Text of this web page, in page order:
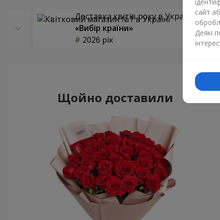
Доставка квітів року в Україні
«Вибір країни»
2026 рік
Щойно доставили
сайт
Деякі